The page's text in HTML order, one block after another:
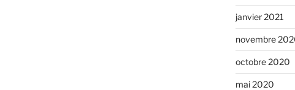
janvier 2021
novembre
octobre 2020
mai 2020